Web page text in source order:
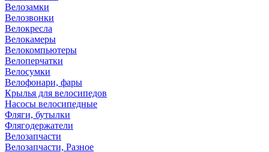
Велозамки
Велозвонки
Велокресла
Велокамеры
Велокомпьютеры
Велоперчатки
Велосумки
Велофонари, фары
Крылья для велосипедов
Насосы велосипедные
Фляги, бутылки
Флягодержатели
Велозапчасти
Велозапчасти, Разное